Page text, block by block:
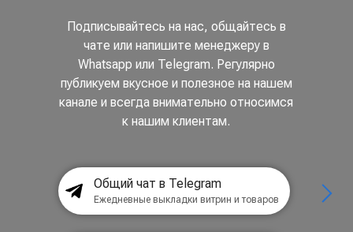
Подписывайтесь на нас, общайтесь в
чате или напишите менеджеру в
Whatsapp или Telegram. Регулярно
публикуем вкусное и полезное на нашем
канале и всегда внимательно относимся
к нашим клиентам.
Общий чат в Telegram
Ежедневные выкладки витрин и товаров